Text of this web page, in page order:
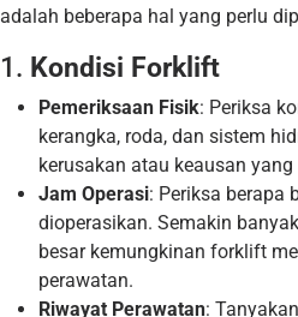
adalah beberapa hal yang perlu
1. Kondisi Forklift
Pemeriksaan Fisik: Periksa
kerangka, roda, dan sistem
kerusakan atau keausan
Jam Operasi: Periksa berapa
dioperasikan. Semakin
besar kemungkinan forklift
perawatan.
Riwayat Perawatan: